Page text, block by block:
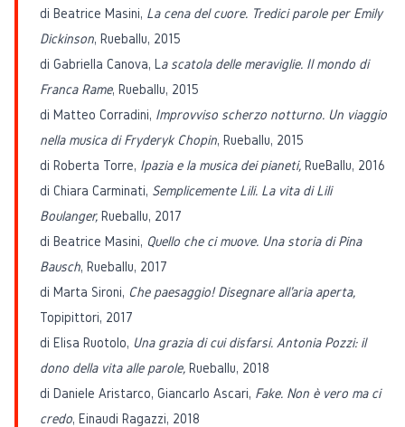
di Beatrice Masini, La cena del cuore. Tredici parole per Emily
Dickinson, Rueballu, 2015
di Gabriella Canova, La scatola delle meraviglie. Il mondo di
Franca Rame, Rueballu, 2015
di Matteo Corradini, Improvviso scherzo notturno. Un viaggio
nella musica di Fryderyk Chopin, Rueballu, 2015
di Roberta Torre, Ipazia e la musica dei pianeti, RueBallu, 2016
di Chiara Carminati, Semplicemente Lili. La vita di Lili
Boulanger, Rueballu, 2017
di Beatrice Masini, Quello che ci muove. Una storia di Pina
Bausch, Rueballu, 2017
di Marta Sironi, Che paesaggio! Disegnare all'aria aperta,
Topipittori, 2017
di Elisa Ruotolo, Una grazia di cui disfarsi. Antonia Pozzi: il
dono della vita alle parole, Rueballu, 2018
di Daniele Aristarco, Giancarlo Ascari, Fake. Non è vero ma ci
credo, Einaudi Ragazzi, 2018